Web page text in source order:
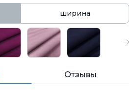
ширина
Отзывы